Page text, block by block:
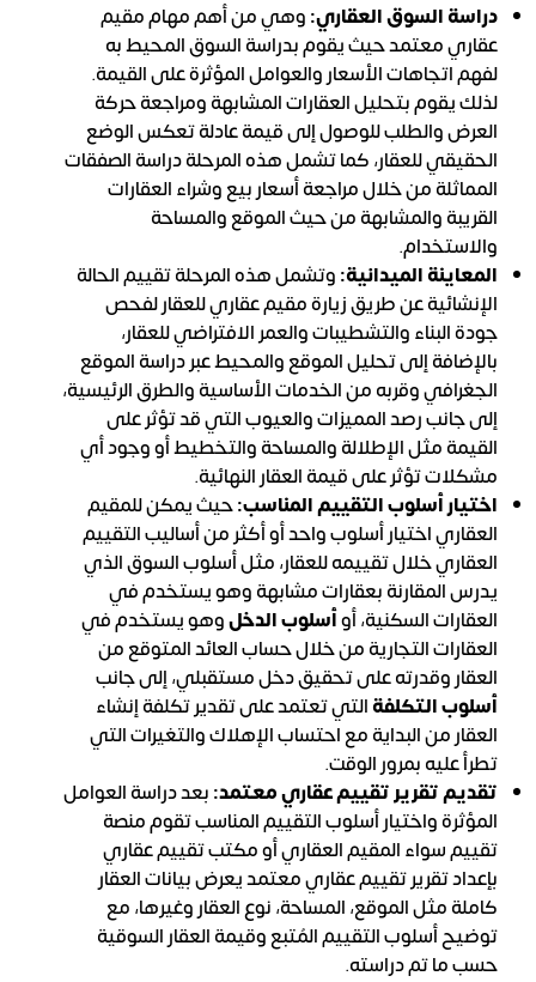
دراسة السوق العقاري:وهي من أهم مهام مقيم
عقاري معتمد حيث يقوم بدراسة السوق المحيط به
لفهم اتجاهات الأسعار والعوامل المؤثرة على القيمة.
لذلك يقوم بتحليل العقارات المشابهة ومراجعة حركة
العرض والطلب للوصول إلى قيمة عادلة تعكس الوضع
الحقيقي للعقار، كما تشمل هذه المرحلة دراسة الصفقات
المماثلة من خلال مراجعة أسعار بيع وشراء العقارات
القريبة والمشابهة من حيث الموقع والمساحة
والاستخدام.
المعاينة الميدانية:وتشمل هذه المرحلة تقييم الحالة
الإنشائية عن طريق زيارة مقيم عقاري للعقار لفحص
جودة البناء والتشطيبات والعمر الافتراضي للعقار،
بالإضافة إلى تحليل الموقع والمحيط عبر دراسة الموقع
الجغرافي وقربه من الخدمات الأساسية والطرق الرئيسية،
إلى جانب رصد المميزات والعيوب التي قد تؤثر على
القيمة مثل الإطلالة والمساحة والتخطيط أو وجود أي
مشكلات تؤثر على قيمة العقار النهائية.
اختيار أسلوب التقييم المناسب:حيث يمكن للمقيم
العقاري اختيار أسلوب واحد أو أكثر من أساليب التقييم
العقاري خلال تقييمه للعقار، مثل أسلوب السوق الذي
يدرس المقارنة بعقارات مشابهة وهو يستخدم في
العقارات السكنية، أوأسلوب الدخلوهو يستخدم في
العقارات التجارية من خلال حساب العائد المتوقع من
العقار وقدرته على تحقيق دخل مستقبلي، إلى جانب
أسلوب التكلفةالتي تعتمد على تقدير تكلفة إنشاء
العقار من البداية مع احتساب الإهلاك والتغيرات التي
تطرأ عليه بمرور الوقت.
تقديم تقرير تقييم عقاري معتمد:بعد دراسة العوامل
المؤثرة واختيار أسلوب التقييم المناسب تقوم منصة
تقييم سواء المقيم العقاري أو مكتب تقييم عقاري
بإعداد تقرير تقييم عقاري معتمد يعرض بيانات العقار
كاملة مثل الموقع، المساحة، نوع العقار وغيرها، مع
توضيح أسلوب التقييم المُتبع وقيمة العقار السوقية
حسب ما تم دراسته.